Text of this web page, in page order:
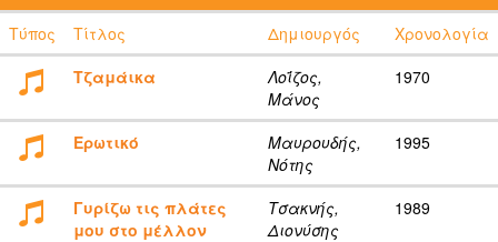
Τύπος Τίτλος Δημιουργός
Χρονολογία
Τζαμάικα
Λοΐζος,
Μάνος
1970
Ερωτικό
Μαυρουδής,
Νότης
1995
Γυρίζω τις πλάτες
μου στο μέλλον
Τσακνής,
Διονύσης
1989